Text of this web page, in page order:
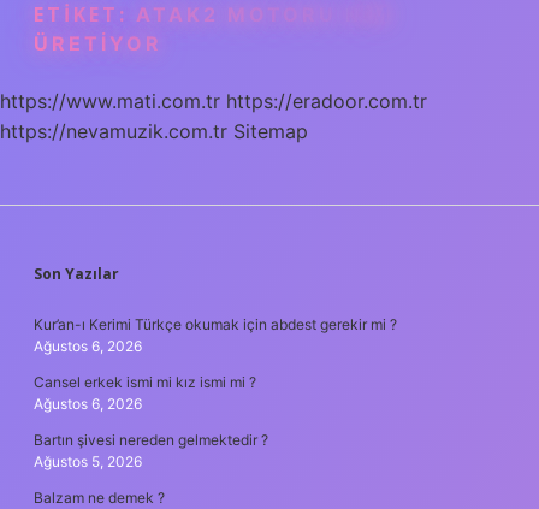
ETIKET: ATAK2 MOTORU KIM
ÜRETIYOR
https://www.mati.com.tr https://eradoor.com.tr
https://nevamuzik.com.tr Sitemap
SIDEBAR
Son Yazılar
Kur’an-ı Kerimi Türkçe okumak için abdest gerekir mi ?
Ağustos 6, 2026
Cansel erkek ismi mi kız ismi mi ?
Ağustos 6, 2026
Bartın şivesi nereden gelmektedir ?
Ağustos 5, 2026
Balzam ne demek ?